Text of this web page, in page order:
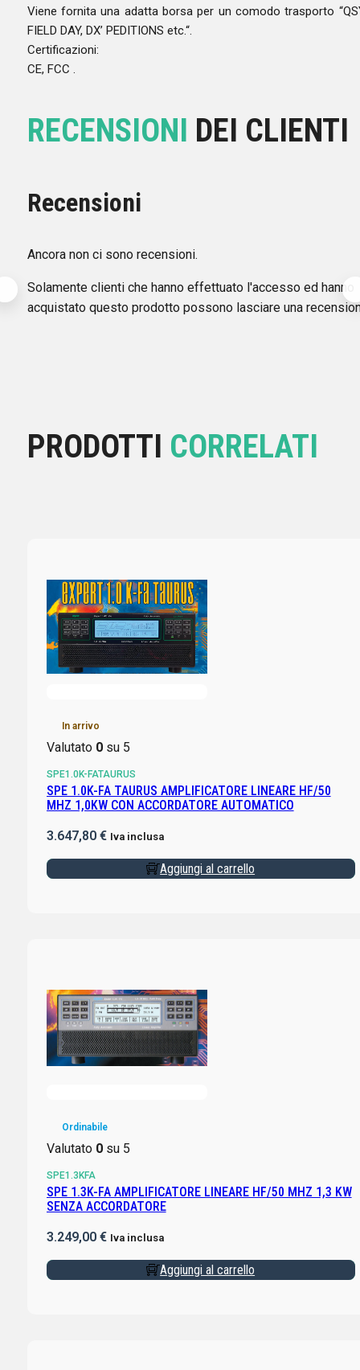
Viene fornita una adatta borsa per un comodo trasporto
FIELD DAY, DX’ PEDITIONS etc.“.
Certificazioni:
CE, FCC .
RECENSIONI DEI CLIENTI
Recensioni
Ancora non ci sono recensioni.
Solamente clienti che hanno effettuato l'accesso ed hanno
acquistato questo prodotto possono lasciare una
PRODOTTI CORRELATI
In arrivo
Valutato 0su 5
SPE1.0K-FATAURUS
SPE 1.0K-FA TAURUS AMPLIFICATORE LINEARE HF/50
MHZ 1,0KW CON ACCORDATORE AUTOMATICO
3.647,80 € Iva inclusa
Aggiungi al carrello
Ordinabile
Valutato 0su 5
SPE1.3KFA
SPE 1.3K-FA AMPLIFICATORE LINEARE HF/50 MHZ 1,3 KW
SENZA ACCORDATORE
3.249,00 € Iva inclusa
Aggiungi al carrello